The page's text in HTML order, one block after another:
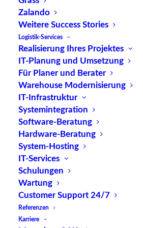
Zalando
Weitere Success Stories
Logistik-Services
Realisierung Ihres Projektes
IT-Planung und Umsetzung
Für Planer und Berater
Warehouse Modernisierung
IT-Infrastruktur
Systemintegration
Software-Beratung
Hardware-Beratung
System-Hosting
IT-Services
Schulungen
Wartung
Customer Support 24/7
Referenzen
Karriere
Straße aufliegt, während das
Sattelkupplung der Zugmaschine
Auflieger sind in verschiedenen
Ausführungen erhältlich, um den
Anforderungen des
werden. Sie können für den
Standardfracht, wie Paletten oder
ebenso wie für spezielle
oder Gefrierschranktransporte,
werden. Die Vielseitigkeit von
zu einem wichtigen Bestandteil
Logistikbranche für den
Waren.
Die Sattelzugmaschine, auch als
bekannt, dient als Zugfahrzeug